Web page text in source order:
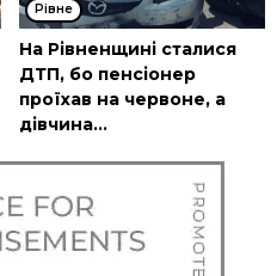
Рівне
На Рівненщині сталися
ДТП, бо пенсіонер
проїхав на червоне, а
дівчина...